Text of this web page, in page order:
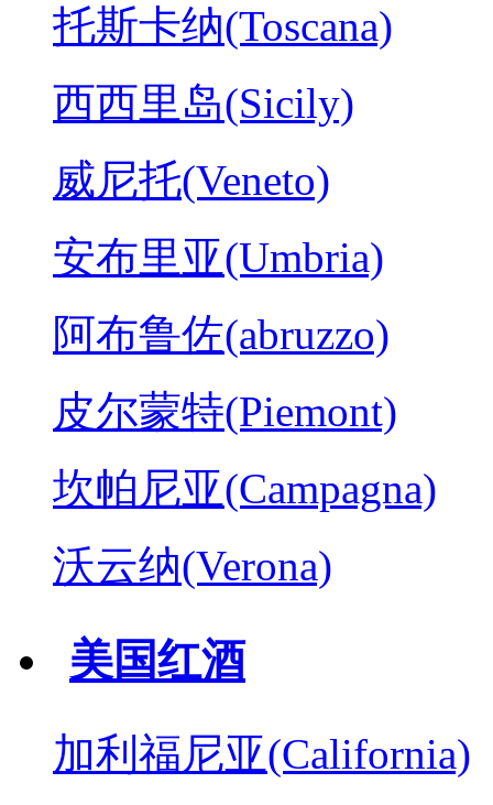
托斯卡纳(Toscana)
西西里岛(Sicily)
威尼托(Veneto)
安布里亚(Umbria)
阿布鲁佐(abruzzo)
皮尔蒙特(Piemont)
坎帕尼亚(Campagna)
沃云纳(Verona)
美国红酒
加利福尼亚(California)